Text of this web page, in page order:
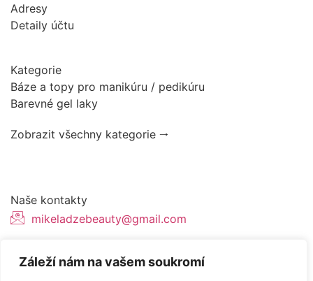
Záleží nám na vašem soukromí
Adresy
Detaily účtu
Kategorie
Báze a topy pro manikúru / pedikúru
Barevné gel laky
Zobrazit všechny kategorie 🠂
Naše kontakty
mikeladzebeauty@gmail.com